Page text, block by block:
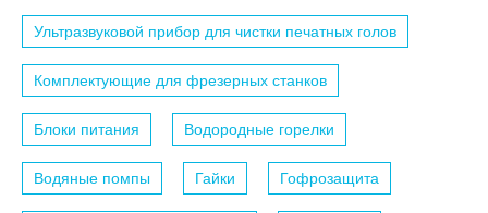
Ультразвуковой прибор для чистки печатных голов
Комплектующие для фрезерных станков
Блоки питания Водородные горелки
Водяные помпы Гайки Гофрозащита